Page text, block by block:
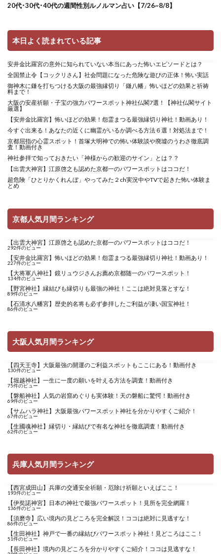
20代･30代･40代の週間性別ルノルマン占い【7/26~8/8】
本日よく読まれている記事
安井金比羅宮の意外に知られていない本当にあった怖いエピソードとは？
全国禁止令【コックリさん】社会問題になった危険な遊びの正体！怖い実話
御神木に鎌を打ちつける大阪の最強縁切り「鎌八幡」怖いほどの効果と祈祷
料まで！
大阪の安産祈願・子宝の強力パワースポット神社仏閣7選！【神社仏閣サイト
厳選】
【安井金比羅宮】怖いほどの効果！怨霊まつる最強縁切り神社！動画あり！
今すぐ出来る！あなたの近くに幽霊がいるか調べる方法６選！対処法まで！
京都屈指の心霊スポット！首塚大明神での怖い体験談や廃墟のうわさ徹底調
査！動画付き
神社参拝で知っておきたい「神様からの歓迎のサイン」とは？？
【出雲大神宮】江原啓之も認めた京都一のパワースポットはココだ！
超危険「ひとりかくれんぼ」やってみた２ch実況中やTVで起きた怖い体験ま
とめ
京都人気月間ランキング
【出雲大神宮】江原啓之も認めた京都一のパワースポットはココだ！
292件のビュー
【安井金比羅宮】怖いほどの効果！怨霊まつる最強縁切り神社！動画あり！
227件のビュー
【大将軍八神社】鏡リュウジさんお薦め京都随一のパワースポット！
134件のビュー
【野宮神社】縁結びも縁切りも最強の神社！ここは絶対見落とすな！
89件のビュー
【石清水八幡宮】歴史的名将も必ず参拝したご利益が凄い国宝神社！
86件のビュー
大阪人気月間ランキング
【四天王寺】大阪最強の開運のご利益スポットもここにある！動画付き
130件のビュー
【堀越神社】一生に一度の願いを叶える方法を調査！動画付き
75件のビュー
【磐船神社】人気の岩窟めぐりも実体験！天の磐船に驚愕！動画付き
69件のビュー
【サムハラ神社】大阪最強パワースポット神社を分かりやすくご紹介！
67件のビュー
【生國魂神社】縁切り・縁結びで有名な神社を徹底調査！動画付き
62件のビュー
兵庫人気月間ランキング
【西宮成田山】兵庫の交通安全祈願・厄除け祈願といえばここ！
193件のビュー
【伊奘諾神宮】日本の神社で最強パワースポット！見所を完全網羅！
136件のビュー
【須磨寺】広い境内の見どころを完全解説！ココは絶対に見逃すな！
86件のビュー
【生田神社】神戸で一番の縁結びパワースポット神社！見どころはここ！
51件のビュー
【長田神社】境内の見どころを分かりやすくご紹介！ココは見逃すな！